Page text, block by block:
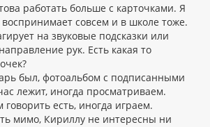
работать больше с карточками. Я
совсем и в школе тоже.
на звуковые подсказки или
рук. Есть какая то
был, фотоальбом с подписанными
лежит, иногда просматриваем.
есть, иногда играем.
мимо, Кириллу не интересны ни